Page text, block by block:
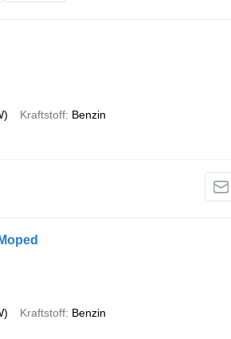
Kraftstoff Benzin
Kraftstoff Benzin